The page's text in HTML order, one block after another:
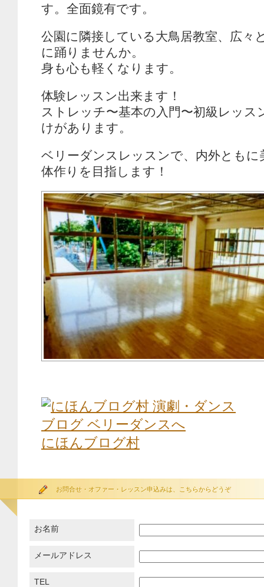
す。全面鏡有です。
公園に隣接している大鳥居教室、広々
に踊りませんか。
身も心も軽くなります。
体験レッスン出来ます！
ストレッチ〜基本の入門〜初級レッス
けがあります。
ベリーダンスレッスンで、内外ともに
体作りを目指します！
にほんブログ村
お問合せ・オファー・レッスン申込みは、こちらからどうぞ
お名前
メールアドレス
TEL